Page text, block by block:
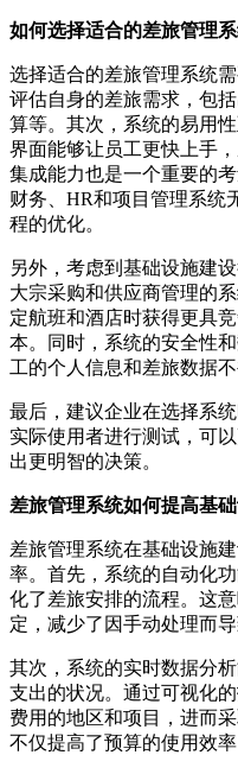
如何选择适合的差旅管理系
选择适合的差旅管理系统
评估自身的差旅需求，包
算等。其次，系统的易用
界面能够让员工更快上手
集成能力也是一个重要的
财务、HR和项目管理系统
程的优化。
另外，考虑到基础设施建
大宗采购和供应商管理的
定航班和酒店时获得更具
本。同时，系统的安全性
工的个人信息和差旅数据
最后，建议企业在选择系
实际使用者进行测试，可
出更明智的决策。
差旅管理系统如何提高基
差旅管理系统在基础设施
率。首先，系统的自动化
化了差旅安排的流程。这
定，减少了因手动处理而导
其次，系统的实时数据分
支出的状况。通过可视化
费用的地区和项目，进而
不仅提高了预算的使用效